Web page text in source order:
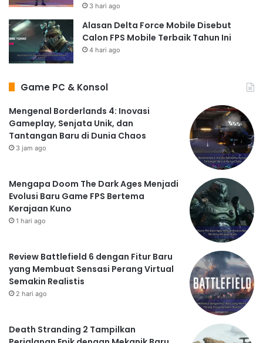
3 hari ago
Alasan Delta Force Mobile Disebut
Calon FPS Mobile Terbaik Tahun Ini
4 hari ago
Game PC & Konsol
Mengenal Borderlands 4: Inovasi
Gameplay, Senjata Unik, dan
Tantangan Baru di Dunia Chaos
3 jam ago
Mengapa Doom The Dark Ages Menjadi
Evolusi Baru Game FPS Bertema
Kerajaan Kuno
1 hari ago
Review Battlefield 6 dengan Fitur Baru
yang Membuat Sensasi Perang Virtual
Semakin Realistis
2 hari ago
Death Stranding 2 Tampilkan